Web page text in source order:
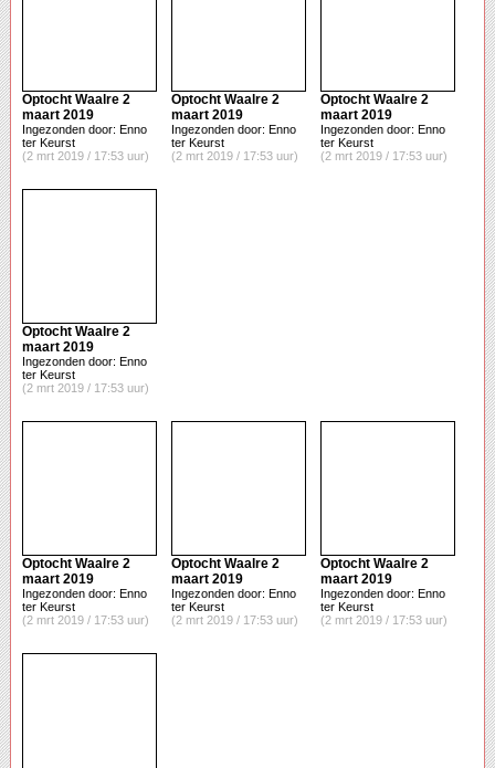
Optocht Waalre 2
maart 2019
Ingezonden door: Enno
ter Keurst
(2 mrt 2019 / 17:53 uur)
Optocht Waalre 2
maart 2019
Ingezonden door: Enno
ter Keurst
(2 mrt 2019 / 17:53 uur)
Optocht Waalre 2
maart 2019
Ingezonden door: Enno
ter Keurst
(2 mrt 2019 / 17:53 uur)
Optocht Waalre 2
maart 2019
Ingezonden door: Enno
ter Keurst
(2 mrt 2019 / 17:53 uur)
Optocht Waalre 2
maart 2019
Ingezonden door: Enno
ter Keurst
(2 mrt 2019 / 17:53 uur)
Optocht Waalre 2
maart 2019
Ingezonden door: Enno
ter Keurst
(2 mrt 2019 / 17:53 uur)
Optocht Waalre 2
maart 2019
Ingezonden door: Enno
ter Keurst
(2 mrt 2019 / 17:53 uur)